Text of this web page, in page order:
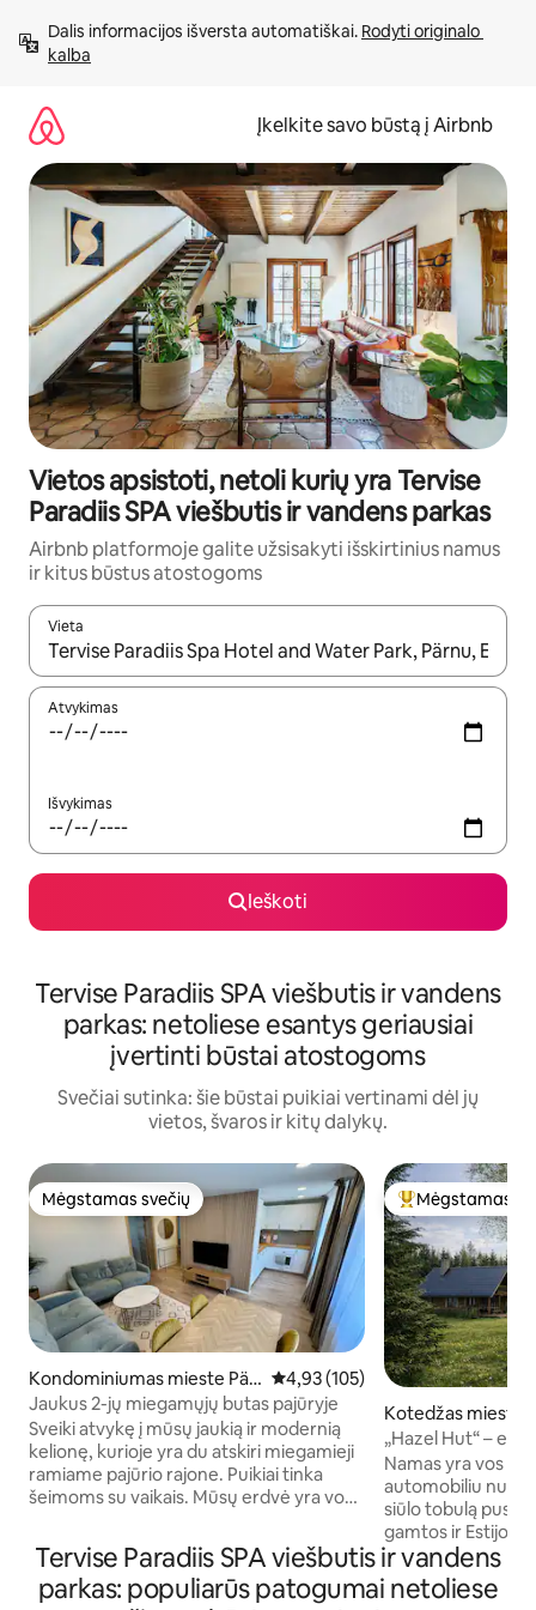
prie
turinio
Dalis informacijos išversta automatiškai. Rodyti originalo
kalba
Įkelkite savo būstą į Airbnb
Vietos apsistoti, netoli kurių yra Tervise
Paradiis SPA viešbutis ir vandens parkas
Airbnb platformoje galite užsisakyti išskirtinius namus
ir kitus būstus atostogoms
Vieta
Kai pasirodys paieškos rezultatai, juos naršyti galite
Atvykimas
Išvykimas
Ieškoti
Tervise Paradiis SPA viešbutis ir vandens
parkas: netoliese esantys geriausiai
įvertinti būstai atostogoms
Svečiai sutinka: šie būstai puikiai vertinami dėl jų
vietos, švaros ir kitų dalykų.
Mėgstamas svečių
Mėgstamas svečių
Kondominiumas mieste Pär
nu
Vidutinis įvertinimas: 4,93 iš 5,
4,93 (105)
Jaukus 2-jų miegamųjų butas pajūryje
Sveiki atvykę į mūsų jaukią ir modernią
kelionę, kurioje yra du atskiri miegamieji
ramiame pajūrio rajone. Puikiai tinka
šeimoms su vaikais. Mūsų erdvė yra vos
pajūrio promenados ir pagrindinio
paplūdimio. Mėgaukitės trumpu
pasivaikščiojimu iki Tervise Paradiis SPA,
Svečių
Mėgstamas
Kotedžas mieste
nty
„Hazel Hut“ –
pirtis, 2 miegamieji
Namas yra vos už
automobiliu nuo
siūlo tobulą
gamtos ir Estijos
Pernu – privalumų. Galite
privačioje pirtyje,
stikliniame
Tervise Paradiis SPA viešbutis ir vandens
parkas: populiarūs patogumai netoliese